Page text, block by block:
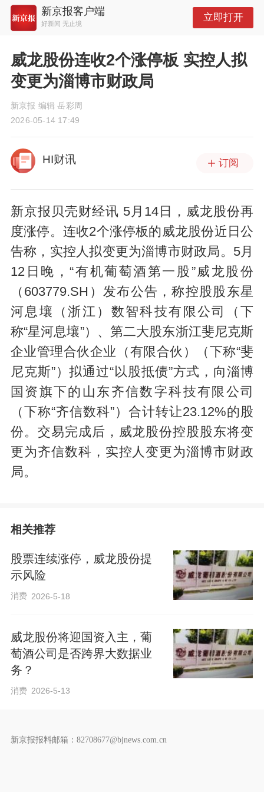
新京报客户端
好新闻 无止境
立即打开
威龙股份连收2个涨停板 实控人拟
变更为淄博市财政局
新京报 编辑 岳彩周
2026-05-14 17:49
HI财讯 订阅
新京报贝壳财经讯 5月14日，威龙股份再
度涨停。连收2个涨停板的威龙股份近日公
告称，实控人拟变更为淄博市财政局。5月
12日晚，“有机葡萄酒第一股”威龙股份
（603779.SH）发布公告，称控股股东星
河息壤（浙江）数智科技有限公司（下
称“星河息壤”）、第二大股东浙江斐尼克斯
企业管理合伙企业（有限合伙）（下称“斐
尼克斯”）拟通过“以股抵债”方式，向淄博
国资旗下的山东齐信数字科技有限公司
（下称“齐信数科”）合计转让23.12%的股
份。交易完成后，威龙股份控股股东将变
更为齐信数科，实控人变更为淄博市财政
局。
相关推荐
股票连续涨停，威龙股份提
示风险
消费 2026-5-18
威龙股份将迎国资入主，葡
萄酒公司是否跨界大数据业
务？
消费 2026-5-13
新京报报料邮箱：82708677@bjnews.com.cn